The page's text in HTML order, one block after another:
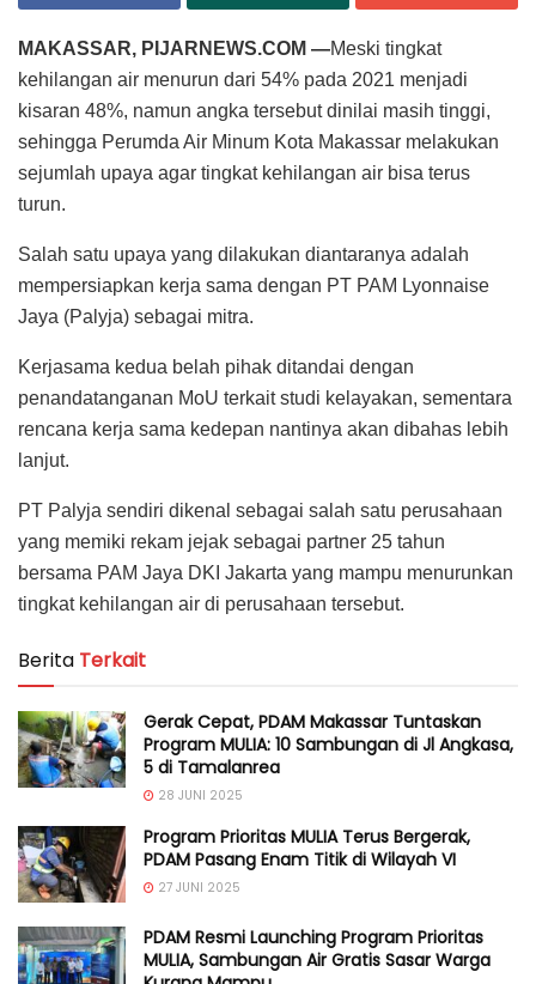
MAKASSAR, PIJARNEWS.COM —Meski tingkat
kehilangan air menurun dari 54% pada 2021 menjadi
kisaran 48%, namun angka tersebut dinilai masih tinggi,
sehingga Perumda Air Minum Kota Makassar melakukan
sejumlah upaya agar tingkat kehilangan air bisa terus
turun.
Salah satu upaya yang dilakukan diantaranya adalah
mempersiapkan kerja sama dengan PT PAM Lyonnaise
Jaya (Palyja) sebagai mitra.
Kerjasama kedua belah pihak ditandai dengan
penandatanganan MoU terkait studi kelayakan, sementara
rencana kerja sama kedepan nantinya akan dibahas lebih
lanjut.
PT Palyja sendiri dikenal sebagai salah satu perusahaan
yang memiki rekam jejak sebagai partner 25 tahun
bersama PAM Jaya DKI Jakarta yang mampu menurunkan
tingkat kehilangan air di perusahaan tersebut.
Berita Terkait
Gerak Cepat, PDAM Makassar Tuntaskan
Program MULIA: 10 Sambungan di Jl Angkasa,
5 di Tamalanrea
28 JUNI 2025
Program Prioritas MULIA Terus Bergerak,
PDAM Pasang Enam Titik di Wilayah VI
27 JUNI 2025
PDAM Resmi Launching Program Prioritas
MULIA, Sambungan Air Gratis Sasar Warga